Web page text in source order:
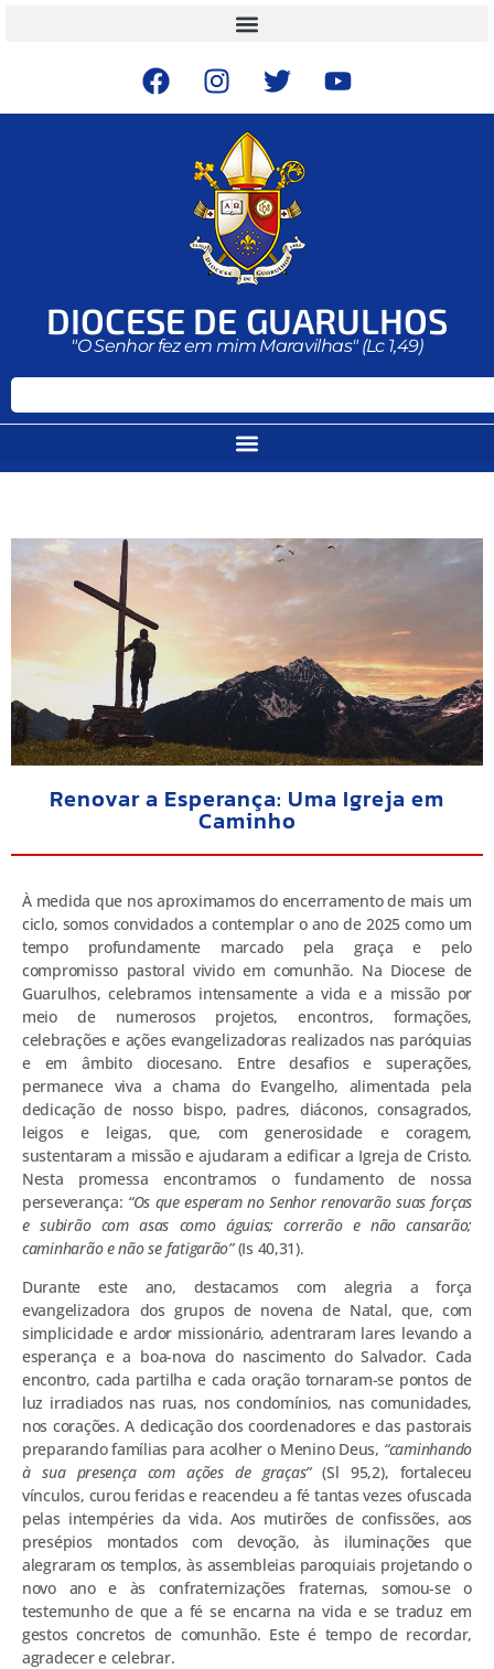
DIOCESE DE GUARULHOS
"O Senhor fez em mim Maravilhas" (Lc 1,49)
Renovar a Esperança: Uma Igreja em
Caminho
À medida que nos aproximamos do encerramento de mais um
ciclo, somos convidados a contemplar o ano de 2025 como um
tempo profundamente marcado pela graça e pelo
compromisso pastoral vivido em comunhão. Na Diocese de
Guarulhos, celebramos intensamente a vida e a missão por
meio de numerosos projetos, encontros, formações,
celebrações e ações evangelizadoras realizados nas paróquias
e em âmbito diocesano. Entre desafios e superações,
permanece viva a chama do Evangelho, alimentada pela
dedicação de nosso bispo, padres, diáconos, consagrados,
leigos e leigas, que, com generosidade e coragem,
sustentaram a missão e ajudaram a edificar a Igreja de Cristo.
Nesta promessa encontramos o fundamento de nossa
perseverança: “Os que esperam no Senhor renovarão suas forças
e subirão com asas como águias; correrão e não cansarão;
caminharão e não se fatigarão”(Is 40,31).
Durante este ano, destacamos com alegria a força
evangelizadora dos grupos de novena de Natal, que, com
simplicidade e ardor missionário, adentraram lares levando a
esperança e a boa-nova do nascimento do Salvador. Cada
encontro, cada partilha e cada oração tornaram-se pontos de
luz irradiados nas ruas, nos condomínios, nas comunidades,
nos corações. A dedicação dos coordenadores e das pastorais
preparando famílias para acolher o Menino Deus, “caminhando
à sua presença com ações de graças”(Sl 95,2), fortaleceu
vínculos, curou feridas e reacendeu a fé tantas vezes ofuscada
pelas intempéries da vida. Aos mutirões de confissões, aos
presépios montados com devoção, às iluminações que
alegraram os templos, às assembleias paroquiais projetando o
novo ano e às confraternizações fraternas, somou-se o
testemunho de que a fé se encarna na vida e se traduz em
gestos concretos de comunhão. Este é tempo de recordar,
agradecer e celebrar.